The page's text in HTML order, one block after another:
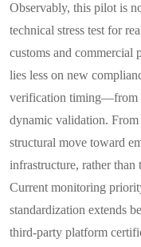
Observably, this pilot is
technical stress test for
customs and commercial
lies less on new
verification timing—from
dynamic validation. From
structural move toward
infrastructure, rather than
Current monitoring
standardization extends
third-party platform